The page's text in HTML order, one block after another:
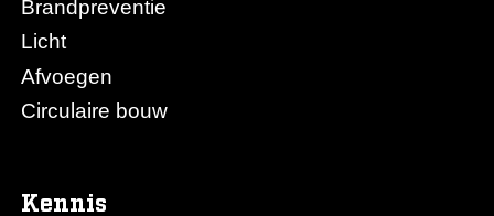
Brandpreventie
Licht
Afvoegen
Circulaire bouw
Kennis